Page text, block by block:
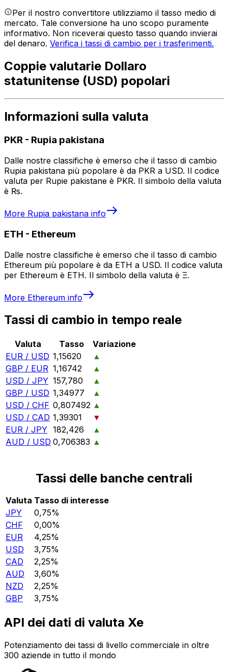
Per il nostro convertitore utilizziamo il tasso medio di
mercato. Tale conversione ha uno scopo puramente
informativo. Non riceverai questo tasso quando invierai
del denaro. Verifica i tassi di cambio per i trasferimenti.
Coppie valutarie Dollaro
statunitense (USD) popolari
Informazioni sulla valuta
PKR - Rupia pakistana
Dalle nostre classifiche è emerso che il tasso di cambio
Rupia pakistana più popolare è da PKR a USD. Il codice
valuta per Rupie pakistane è PKR. Il simbolo della valuta
è ₨.
More Rupia pakistana info
ETH - Ethereum
Dalle nostre classifiche è emerso che il tasso di cambio
Ethereum più popolare è da ETH a USD. Il codice valuta
per Ethereum è ETH. Il simbolo della valuta è Ξ.
More Ethereum info
Tassi di cambio in tempo reale
Valuta Tasso
Variazione
EUR / USD 1,15620
▲
GBP / EUR 1,16742
▲
USD / JPY 157,780
▲
GBP / USD 1,34977
▲
USD / CHF 0,807492 ▲
USD / CAD 1,39301
▼
EUR / JPY 182,426
▲
AUD / USD 0,706383 ▲
Tassi delle banche centrali
Valuta Tasso di interesse
JPY
0,75%
CHF
0,00%
EUR
4,25%
USD
3,75%
CAD
2,25%
AUD
3,60%
NZD
2,25%
GBP
3,75%
API dei dati di valuta Xe
Potenziamento dei tassi di livello commerciale in oltre
300 aziende in tutto il mondo